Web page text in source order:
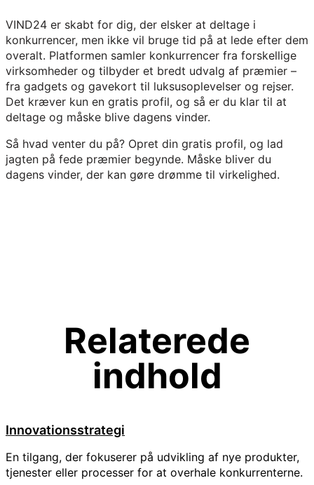
VIND24 er skabt for dig, der elsker at deltage i
konkurrencer, men ikke vil bruge tid på at lede efter dem
overalt. Platformen samler konkurrencer fra forskellige
virksomheder og tilbyder et bredt udvalg af præmier –
fra gadgets og gavekort til luksusoplevelser og rejser.
Det kræver kun en gratis profil, og så er du klar til at
deltage og måske blive dagens vinder.
Så hvad venter du på? Opret din gratis profil, og lad
jagten på fede præmier begynde. Måske bliver du
dagens vinder, der kan gøre drømme til virkelighed.
Relaterede
indhold
Innovationsstrategi
En tilgang, der fokuserer på udvikling af nye produkter,
tjenester eller processer for at overhale konkurrenterne.